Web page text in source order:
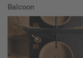
Balcoon